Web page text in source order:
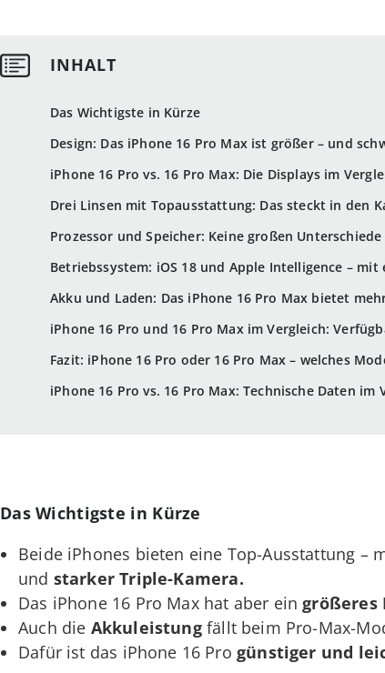
Das Wichtigste in Kürze
Design: Das iPhone 16 Pro Max ist größer – und
iPhone 16 Pro vs. 16 Pro Max: Die Displays im
Drei Linsen mit Topausstattung: Das steckt in den
Prozessor und Speicher: Keine großen Unterschiede
Betriebssystem: iOS 18 und Apple Intelligence – mit
Akku und Laden: Das iPhone 16 Pro Max bietet
iPhone 16 Pro und 16 Pro Max im Vergleich:
Fazit: iPhone 16 Pro oder 16 Pro Max – welches
iPhone 16 Pro vs. 16 Pro Max: Technische Daten im
Das Wichtigste in Kürze
Beide iPhones bieten eine Top-Ausstattung –
und starker Triple-Kamera.
Das iPhone 16 Pro Max hat aber eingrößeres
Auch die Akkuleistungfällt beim Pro-Max-
Dafür ist das iPhone 16 Progünstiger und